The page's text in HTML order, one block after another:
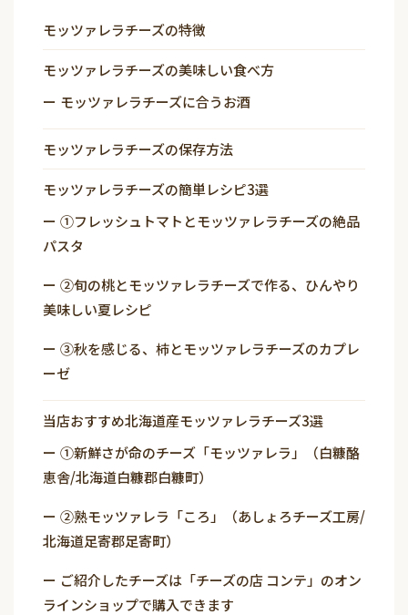
モッツァレラチーズの特徴
モッツァレラチーズの美味しい食べ方
モッツァレラチーズに合うお酒
モッツァレラチーズの保存方法
モッツァレラチーズの簡単レシピ3選
①フレッシュトマトとモッツァレラチーズの絶品
パスタ
②旬の桃とモッツァレラチーズで作る、ひんやり
美味しい夏レシピ
③秋を感じる、柿とモッツァレラチーズのカプレ
ーゼ
当店おすすめ北海道産モッツァレラチーズ3選
①新鮮さが命のチーズ「モッツァレラ」（白糠酪
恵舎/北海道白糠郡白糠町）
②熟モッツァレラ「ころ」（あしょろチーズ工房/
北海道足寄郡足寄町）
ご紹介したチーズは「チーズの店 コンテ」のオン
ラインショップで購入できます